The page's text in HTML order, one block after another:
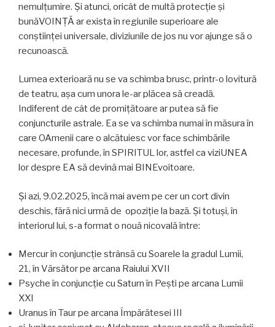
nemulțumire. Și atunci, oricât de multă protecție și
bunăVOINȚĂ ar exista în regiunile superioare ale
conștiinței universale, diviziunile de jos nu vor ajunge să o
recunoască.
Lumea exterioară nu se va schimba brusc, printr-o lovitură
de teatru, așa cum unora le-ar plăcea să creadă.
Indiferent de cât de promițătoare ar putea să fie
conjuncturile astrale. Ea se va schimba numai în măsura în
care OAmenii care o alcătuiesc vor face schimbările
necesare, profunde, în SPIRITUL lor, astfel ca viziUNEA
lor despre EA să devină mai BINEvoitoare.
Și azi, 9.02.2025, încă mai avem pe cer un cort divin
deschis, fără nici urmă de opoziție la bază. Și totuși, în
interiorul lui, s-a format o nouă nicovală între:
Mercur în conjuncție strânsă cu Soarele la gradul Lumii,
21, în Vărsător pe arcana Raiului XVII
Psyche în conjuncție cu Saturn în Pești pe arcana Lumii
XXI
Uranus în Taur pe arcana Împărătesei III